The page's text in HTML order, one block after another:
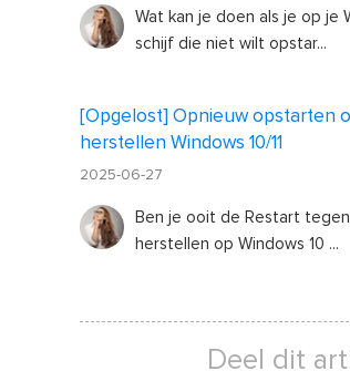
Wat kan je doen als je op je
schijf die niet wilt opstar...
[Opgelost] Opnieuw opstarten
herstellen Windows 10/11
2025-06-27
Ben je ooit de Restart
herstellen op Windows 10 ...
Deel dit